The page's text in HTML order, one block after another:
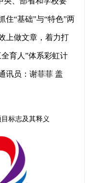
住“基础”与“特色”两
上做文章，着力打
育人”体系彩虹计
讯员：谢菲菲 盖
标志及其释义